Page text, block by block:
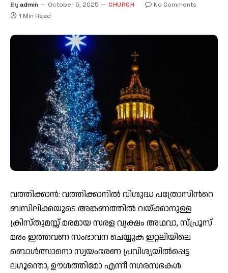
By admin October 5, 2025 CHURCH
No Comments
1 Min Read
വത്തിക്കാൻ: വത്തിക്കാനിൽ വിശുദ്ധ പത്രോസിൻറെ
ബസിലിക്കയുടെ അങ്കണത്തിൽ വയ്ക്കാനുള്ള
ക്രിസ്തുമസ്സ് മരമായ സരള വൃക്ഷം അഥവാ, സ്പ്രൂസ്
മരം ഇത്തവണ സംഭാവന ചെയ്യുക ഇറ്റലിയിലെ
ബൊൾത്സാനൊ സ്വയംഭരണ പ്രവിശ്യയിൽപ്പെട്ട
ലഗൂന്തൊ, ഊൾത്തിമോ എന്നീ നഗരസഭകൾ